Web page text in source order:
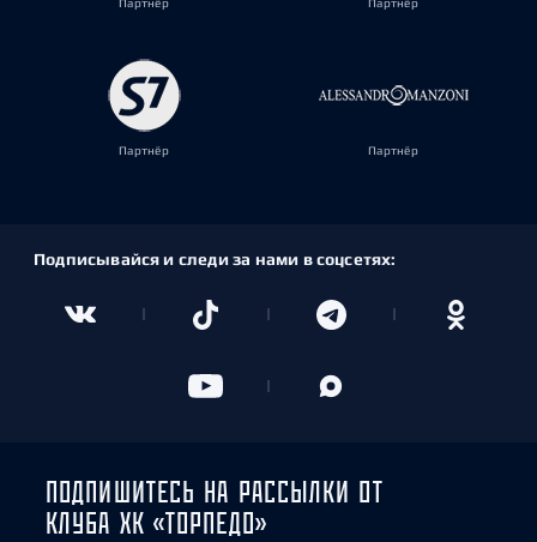
Партнёр Партнёр
Партнёр Партнёр
Подписывайся и следи за нами в соцсетях:
ПОДПИШИТЕСЬ НА РАССЫЛКИ ОТ
КЛУБА ХК «ТОРПЕДО»